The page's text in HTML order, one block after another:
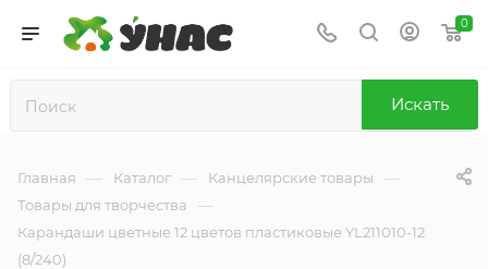
0
Искать
Главная — Каталог — Канцелярские товары —
Товары для творчества —
Карандаши цветные 12 цветов пластиковые YL211010-12
(8/240)